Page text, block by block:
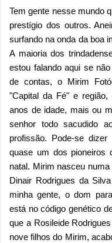
Tem gente nesse mundo
prestígio dos outros.
surfando na onda da boa
A maioria dos
estou falando aqui se
de contas, o Mirim
"Capital da Fé" e
anos de idade, mais ou
senhor todo sacudido
profissão. Pode-se
quase um dos pioneiros
natal. Mirim nasceu
Dinair Rodrigues da
minha gente, o dom
está no código genético
que a Rosileide
nove filhos do Mirim,